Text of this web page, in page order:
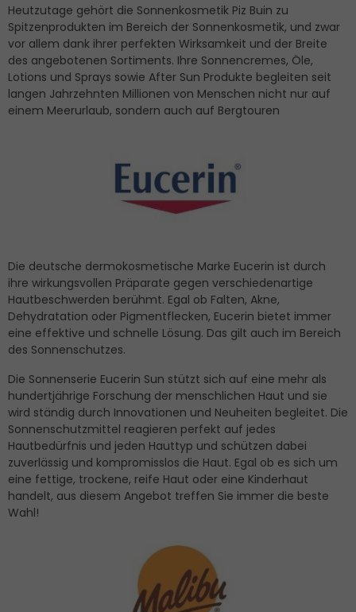
Heutzutage gehört die Sonnenkosmetik Piz Buin zu
Spitzenprodukten im Bereich der Sonnenkosmetik, und zwar
vor allem dank ihrer perfekten Wirksamkeit und der Breite
des angebotenen Sortiments. Ihre Sonnencremes, Öle,
Lotions und Sprays sowie After Sun Produkte begleiten seit
langen Jahrzehnten Millionen von Menschen nicht nur auf
einem Meerurlaub, sondern auch auf Bergtouren
Die deutsche dermokosmetische Marke Eucerin ist durch
ihre wirkungsvollen Präparate gegen verschiedenartige
Hautbeschwerden berühmt. Egal ob Falten, Akne,
Dehydratation oder Pigmentflecken, Eucerin bietet immer
eine effektive und schnelle Lösung. Das gilt auch im Bereich
des Sonnenschutzes.
Die Sonnenserie Eucerin Sun stützt sich auf eine mehr als
hundertjährige Forschung der menschlichen Haut und sie
wird ständig durch Innovationen und Neuheiten begleitet. Die
Sonnenschutzmittel reagieren perfekt auf jedes
Hautbedürfnis und jeden Hauttyp und schützen dabei
zuverlässig und kompromisslos die Haut. Egal ob es sich um
eine fettige, trockene, reife Haut oder eine Kinderhaut
handelt, aus diesem Angebot treffen Sie immer die beste
Wahl!